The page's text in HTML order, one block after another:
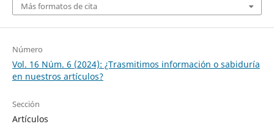
Más formatos de cita
Número
Vol. 16 Núm. 6 (2024): ¿Trasmitimos información o sabiduría
en nuestros artículos?
Sección
Artículos